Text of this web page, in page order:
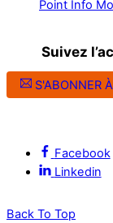
Point Info
Suivez
S'ABONNER
Facebook
Linkedin
Back To Top